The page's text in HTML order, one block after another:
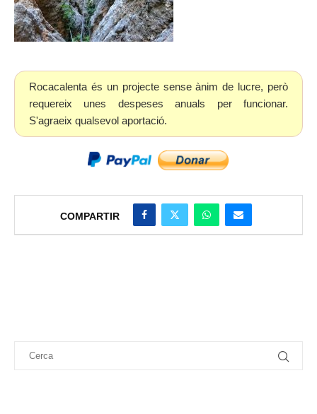
Rocacalenta és un projecte sense ànim de lucre, però
requereix unes despeses anuals per funcionar.
S'agraeix qualsevol aportació.
COMPARTIR